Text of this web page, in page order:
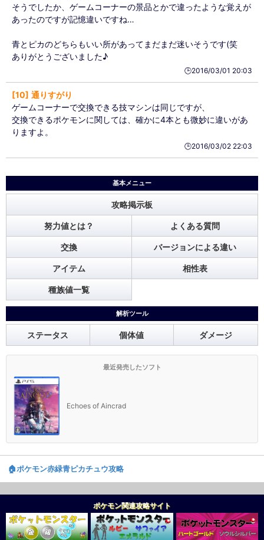
そうでしたか、ゲームコーナーの景品とかで違ったような覚えが
あったのですが記憶違いですね…
青とピカのどちらもいい所があってまだまだ迷いそうです(笑
ありがとうございました♪
🕒️2016/03/01 20:03
10
通りすがり
ゲームコーナーで交換できる技マシンは同じですが、
交換できるポケモンに関しては、確かに4本とも微妙に違いがあ
りますよ。
🕒️2016/03/02 22:03
基本メニュー
攻略掲示板
努力値とは？ よくある質問
交換 バージョンによる違い
アイテム 相性表
種族値一覧
解析ツール
ステータス 個体値 ダメージ
最近発売したソフト
Echoes of Aincrad
🏠️ポケモン赤緑青ピカチュウ攻略
ポケモン関連攻略サイト